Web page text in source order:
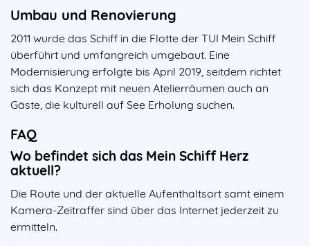
Umbau und Renovierung
2011 wurde das Schiff in die Flotte der TUI Mein Schiff
überführt und umfangreich umgebaut. Eine
Modernisierung erfolgte bis April 2019, seitdem richtet
sich das Konzept mit neuen Atelierräumen auch an
Gäste, die kulturell auf See Erholung suchen.
FAQ
Wo befindet sich das Mein Schiff Herz
aktuell?
Die Route und der aktuelle Aufenthaltsort samt einem
Kamera-Zeitraffer sind über das Internet jederzeit zu
ermitteln.